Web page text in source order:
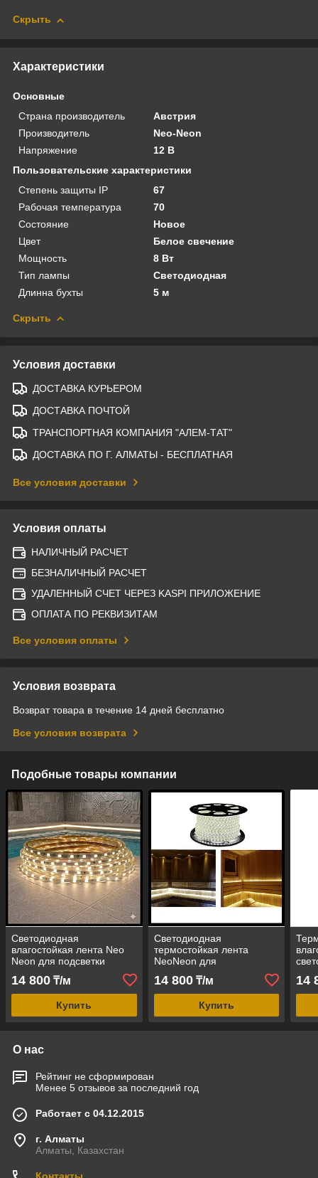
Скрыть
Характеристики
Основные
Страна производитель
Австрия
Производитель
Neo-Neon
Напряжение
12 В
Пользовательские характеристики
Степень защиты IP
67
Рабочая температура
70
Состояние
Новое
Цвет
Белое свечение
Мощность
8 Вт
Тип лампы
Светодиодная
Длинна бухты
5 м
Скрыть
Условия доставки
ДОСТАВКА КУРЬЕРОМ
ДОСТАВКА ПОЧТОЙ
ТРАНСПОРТНАЯ КОМПАНИЯ "АЛЕМ-ТАТ"
ДОСТАВКА ПО Г. АЛМАТЫ - БЕСПЛАТНАЯ
Все условия доставки
Условия оплаты
НАЛИЧНЫЙ РАСЧЕТ
БЕЗНАЛИЧНЫЙ РАСЧЕТ
УДАЛЕННЫЙ СЧЕТ ЧЕРЕЗ KASPI ПРИЛОЖЕНИЕ
ОПЛАТА ПО РЕКВИЗИТАМ
Все условия оплаты
Условия возврата
Возврат товара в течение 14 дней бесплатно
Все условия возврата
Подобные товары компании
Cветодиодная
влагостойкая лента Neo
Neon для подсветки
бассейнов (мощность=8
Вт, теплое свечение, 12V,
IP67)
14 800 ₸/м
Купить
Светодиодная
термостойкая лента
NeoNeon для
декоративной подсветки
финской сауны (теплое
свечение, 12V, IP67)
14 800₸/м
Купить
14
О нас
Рейтинг не сформирован
Менее 5 отзывов за последний год
Работает с 04.12.2015
г. Алматы
Алматы, Казахстан